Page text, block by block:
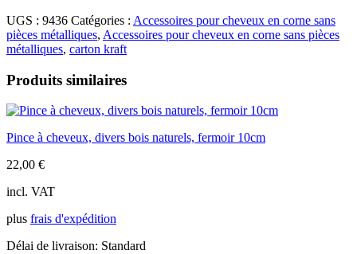
à
cheveux
avec
bâton,
13cm
UGS : 9436 Catégories : Accessoires pour cheveux en corne sans
pièces métalliques, Accessoires pour cheveux en corne sans pièces
métalliques, carton kraft
Produits similaires
Pince à cheveux, divers bois naturels, fermoir 10cm
22,00 €
incl. VAT
plus frais d'expédition
Délai de livraison: Standard